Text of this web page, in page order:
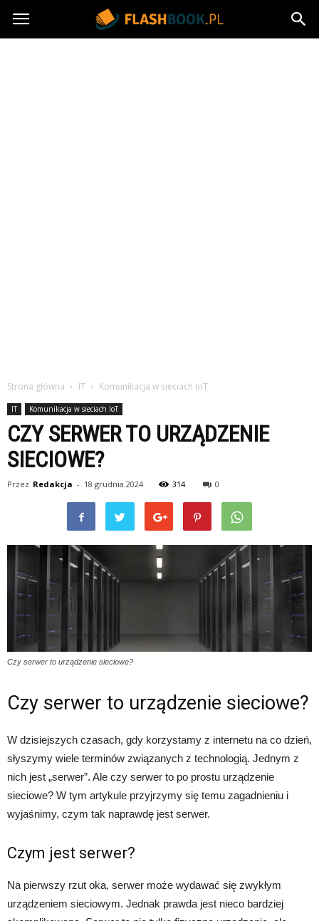
Flashbook.pl
Strona główna IT Komunikacja w sieciach IoT
IT Komunikacja w sieciach IoT
CZY SERWER TO URZĄDZENIE
SIECIOWE?
Przez Redakcja - 18 grudnia 2024 314 0
Czy serwer to urządzenie sieciowe?
Czy serwer to urządzenie sieciowe?
W dzisiejszych czasach, gdy korzystamy z internetu na co dzień,
słyszymy wiele terminów związanych z technologią. Jednym z
nich jest „serwer”. Ale czy serwer to po prostu urządzenie
sieciowe? W tym artykule przyjrzymy się temu zagadnieniu i
wyjaśnimy, czym tak naprawdę jest serwer.
Czym jest serwer?
Na pierwszy rzut oka, serwer może wydawać się zwykłym
urządzeniem sieciowym. Jednak prawda jest nieco bardziej